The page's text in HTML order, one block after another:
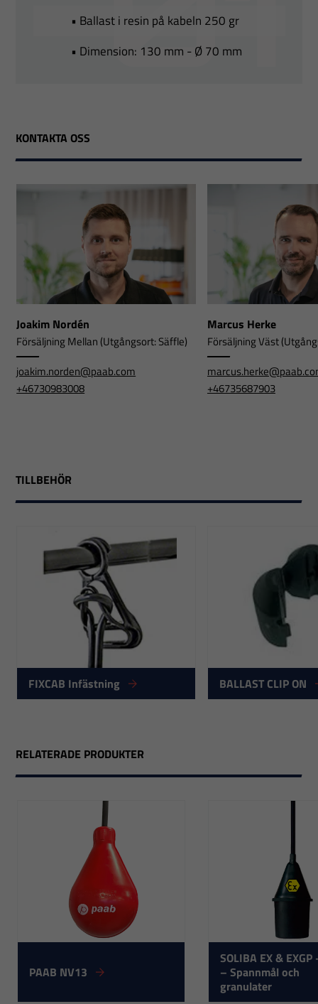
• Ballast i resin på kabeln 250 gr
• Dimension: 130 mm - Ø 70 mm
KONTAKTA OSS
Joakim Nordén
Försäljning Mellan (Utgångsort: Säffle)
joakim.norden@paab.com
+46730983008
Marcus Herke
Försäljning Väst
+46735687903
TILLBEHÖR
FIXCAB Infästning BALLAST CLIP ON
RELATERADE PRODUKTER
PAAB NV13
SOLIBA EX & EXGP
– Spannmål och
granulater
Dessa
cookies går
inte att välja